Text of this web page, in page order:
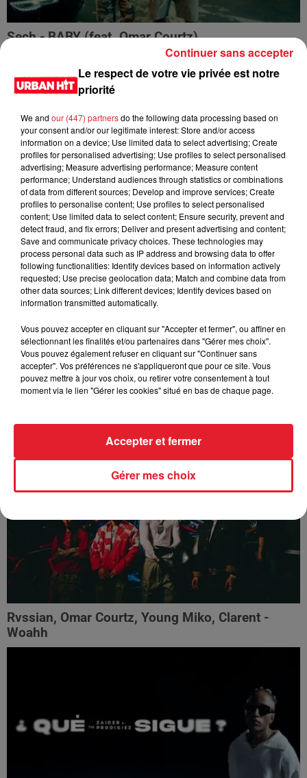
Sech - BABY (feat. Omar Courtz)
Jay Wheeler - La Vida y Sus Cosas
Ozuna - La Nena
Rvssian, Omar Courtz, Young Miko, Clarent -
Woahh
Le respect de votre vie privée est notre
priorité
We and our (447) partnersdo the following data processing based on
your consent and/or our legitimate interest: Store and/or access
information on a device; Use limited data to select advertising; Create
profiles for personalised advertising; Use profiles to select personalised
advertising; Measure advertising performance; Measure content
performance; Understand audiences through statistics or combinations
of data from different sources; Develop and improve services; Create
profiles to personalise content; Use profiles to select personalised
content; Use limited data to select content; Ensure security, prevent and
detect fraud, and fix errors; Deliver and present advertising and content;
Save and communicate privacy choices. These technologies may
process personal data such as IP address and browsing data to offer
following functionalities: Identify devices based on information actively
requested; Use precise geolocation data; Match and combine data from
other data sources; Link different devices; Identify devices based on
information transmitted automatically.
Vous pouvez accepter en cliquant sur "Accepter et fermer", ou affiner en
sélectionnant les finalités et/ou partenaires dans "Gérer mes choix".
Vous pouvez également refuser en cliquant sur "Continuer sans
accepter". Vos préférences ne s'appliqueront que pour ce site. Vous
pouvez mettre à jour vos choix, ou retirer votre consentement à tout
moment via le lien "Gérer les cookies" situé en bas de chaque page.
Gérer mes choix
Accepter et fermer
Continuer sans accepter